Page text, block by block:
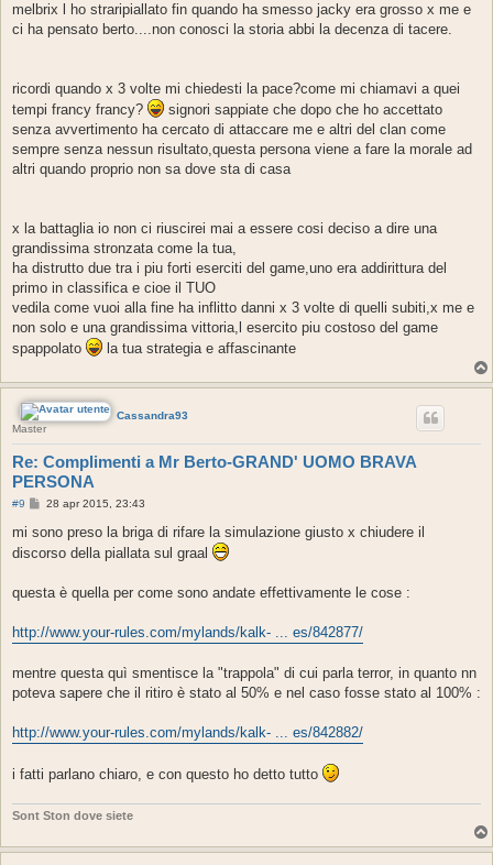
melbrix l ho straripiallato fin quando ha smesso jacky era grosso x me e
ci ha pensato berto....non conosci la storia abbi la decenza di tacere.
ricordi quando x 3 volte mi chiedesti la pace?come mi chiamavi a quei
tempi francy francy?
signori sappiate che dopo che ho accettato
senza avvertimento ha cercato di attaccare me e altri del clan come
sempre senza nessun risultato,questa persona viene a fare la morale ad
altri quando proprio non sa dove sta di casa
x la battaglia io non ci riuscirei mai a essere cosi deciso a dire una
grandissima stronzata come la tua,
ha distrutto due tra i piu forti eserciti del game,uno era addirittura del
primo in classifica e cioe il TUO
vedila come vuoi alla fine ha inflitto danni x 3 volte di quelli subiti,x me e
non solo e una grandissima vittoria,l esercito piu costoso del game
spappolato
la tua strategia e affascinante
Cassandra93
Master
Re: Complimenti a Mr Berto-GRAND' UOMO BRAVA
PERSONA
#9
M
s
a
i
28 apr 2015, 23:43
mi sono preso la briga di rifare la simulazione giusto x chiudere il
discorso della piallata sul graal
questa è quella per come sono andate effettivamente le cose :
http://www.your-rules.com/mylands/kalk- ... es/842877/
mentre questa quì smentisce la "trappola" di cui parla terror, in quanto nn
poteva sapere che il ritiro è stato al 50% e nel caso fosse stato al 100% :
http://www.your-rules.com/mylands/kalk- ... es/842882/
i fatti parlano chiaro, e con questo ho detto tutto
Sont Ston dove siete